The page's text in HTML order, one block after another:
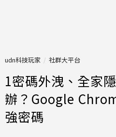
udn科技玩家 社群大平台
1密碼外洩、全家
辦？Google
強密碼